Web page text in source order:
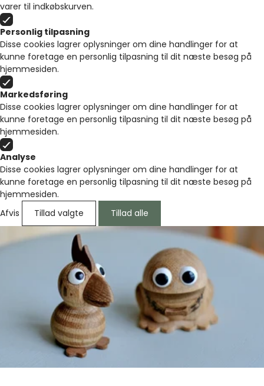
varer til indkøbskurven.
Personlig tilpasning
Disse cookies lagrer oplysninger om dine handlinger for at
kunne foretage en personlig tilpasning til dit næste besøg på
hjemmesiden.
Markedsføring
Disse cookies lagrer oplysninger om dine handlinger for at
kunne foretage en personlig tilpasning til dit næste besøg på
hjemmesiden.
Analyse
Disse cookies lagrer oplysninger om dine handlinger for at
kunne foretage en personlig tilpasning til dit næste besøg på
hjemmesiden.
Afvis
Tillad valgte Tillad alle